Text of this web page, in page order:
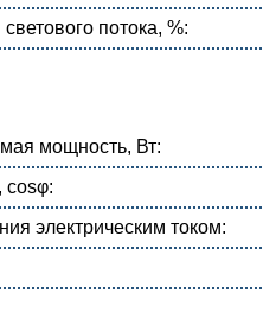
потока, %:
мощность, Вт:
cosφ:
электрическим током: